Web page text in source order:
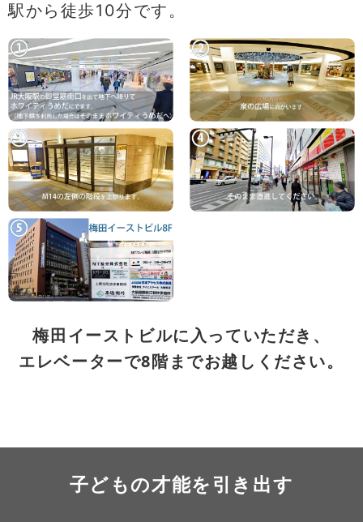
駅から徒歩10分です。
梅田イーストビルに入っていただき、
エレベーターで8階までお越しください。
子どもの才能を引き出す